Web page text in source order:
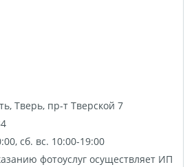
, Тверь, пр-т Тверской 7
сб. вс. 10:00-19:00
фотоуслуг осуществляет ИП